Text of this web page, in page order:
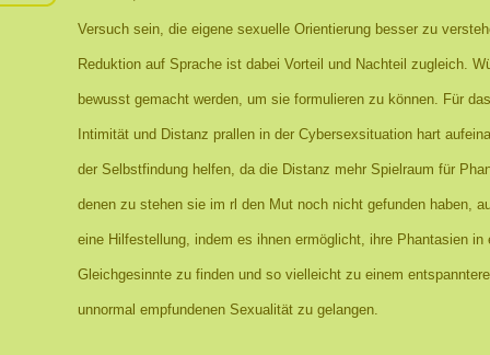
Versuch sein, die eigene sexuelle Orientierung besser zu
Reduktion auf Sprache ist dabei Vorteil und Nachteil zugleich.
bewusst gemacht werden, um sie formulieren zu können. Für
Intimität und Distanz prallen in der Cybersexsituation hart
der Selbstfindung helfen, da die Distanz mehr Spielraum für
denen zu stehen sie im rl den Mut noch nicht gefunden haben,
eine Hilfestellung, indem es ihnen ermöglicht, ihre Phantasien in
Gleichgesinnte zu finden und so vielleicht zu einem
unnormal empfundenen Sexualität zu gelangen.